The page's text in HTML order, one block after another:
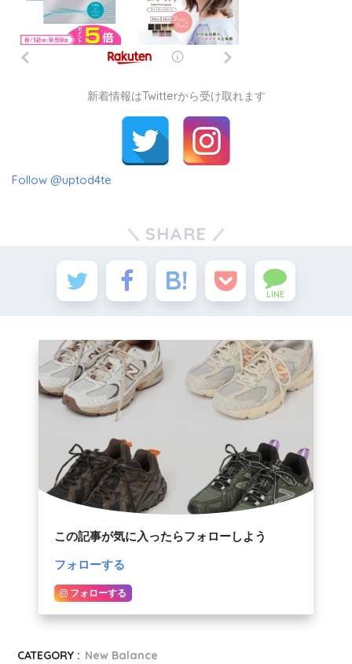
新着情報はTwitterから受け取れます
Follow @uptod4te
SHARE
LINE
この記事が気に入ったらフォローしよう
フォローする
フォローする
CATEGORY : New Balance